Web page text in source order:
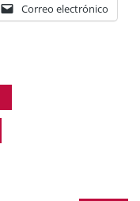
Correo electrónico